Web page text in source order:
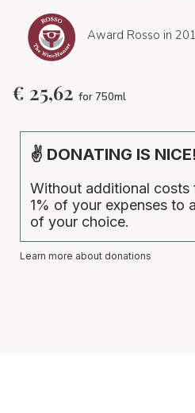
Award Rosso in
€ 25,62 for 750ml
✌ DONATING IS NICE!
Without additional
1% of your expenses to
of your choice.
Learn more about donations